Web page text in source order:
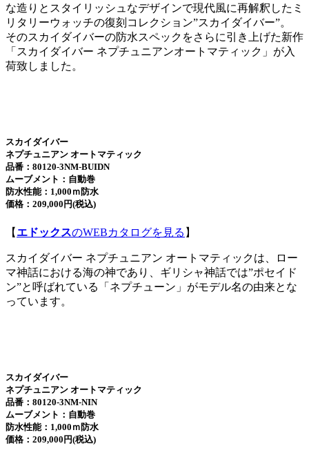
な造りとスタイリッシュなデザインで現代風に再解釈したミ
リタリーウォッチの復刻コレクション”スカイダイバー”。
そのスカイダイバーの防水スペックをさらに引き上げた新作
「スカイダイバー ネプチュニアンオートマティック」が入
荷致しました。
スカイダイバー
ネプチュニアン オートマティック
品番：80120-3NM-BUIDN
ムーブメント：自動巻
防水性能：1,000ｍ防水
価格：209,000円(税込)
【 エドックスのWEBカタログを見る 】
スカイダイバー ネプチュニアン オートマティックは、ロー
マ神話における海の神であり、ギリシャ神話では”ポセイド
ン”と呼ばれている「ネプチューン」がモデル名の由来とな
っています。
スカイダイバー
ネプチュニアン オートマティック
品番：80120-3NM-NIN
ムーブメント：自動巻
防水性能：1,000ｍ防水
価格：209,000円(税込)